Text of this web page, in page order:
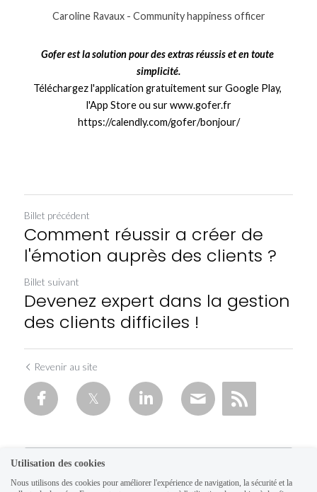
Caroline Ravaux - Community happiness officer
Gofer est la solution pour des extras réussis et en toute
simplicité.
Téléchargez l'application gratuitement sur Google Play,
l'App Store ou sur www.gofer.fr
https://calendly.com/gofer/bonjour/
Billet précédent
Comment réussir a créer de
l'émotion auprès des clients ?
Billet suivant
Devenez expert dans la gestion
des clients difficiles !
Revenir au site
Utilisation des cookies
Nous utilisons des cookies pour améliorer l'expérience de navigation, la sécurité et la